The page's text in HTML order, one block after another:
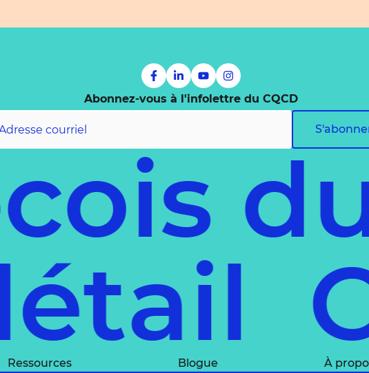
Abonnez-vous à l'infolettre du CQCD
du
Ressources Blogue À